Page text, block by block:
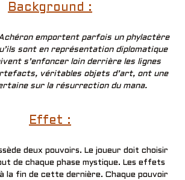
Background :
emportent parfois un phylactère
sont en représentation diplomatique
s’enfoncer loin derrière les lignes
véritables objets d’art, ont une
sur la résurrection du mana.
Effet :
deux pouvoirs. Le joueur doit choisir
de chaque phase mystique. Les effets
la fin de cette dernière. Chaque pouvoir